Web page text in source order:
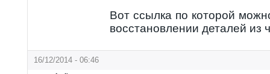
Вот ссылка по которой
восстановлении деталей из
16/12/2014 - 06:46